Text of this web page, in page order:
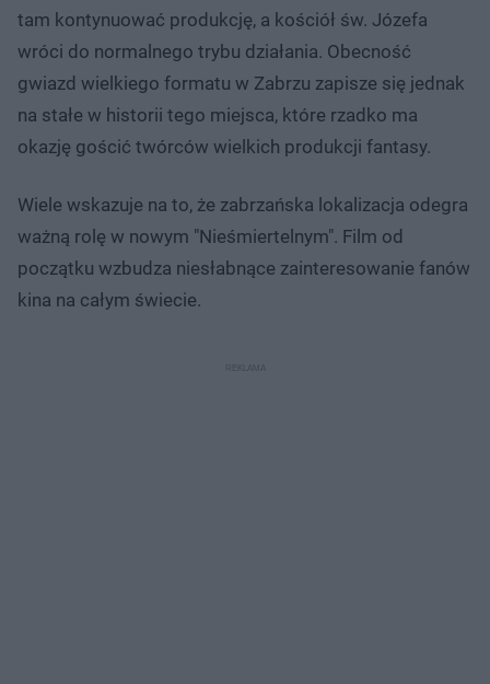
tam kontynuować produkcję, a kościół św. Józefa
wróci do normalnego trybu działania. Obecność
gwiazd wielkiego formatu w Zabrzu zapisze się jednak
na stałe w historii tego miejsca, które rzadko ma
okazję gościć twórców wielkich produkcji fantasy.
Wiele wskazuje na to, że zabrzańska lokalizacja odegra
ważną rolę w nowym "Nieśmiertelnym". Film od
początku wzbudza niesłabnące zainteresowanie fanów
kina na całym świecie.